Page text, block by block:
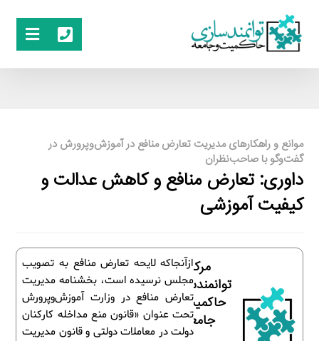
موانع و راهکارهای مدیریت تعارض منافع در آموزش‌وپرورش در
گفت‌وگو با صاحب‌نظران
داوری: تعارض منافع و کاهش عدالت و
کیفیت آموزشی
ازآنجاکه لایحه تعارض منافع به تصویب
مجلس نرسیده است، بخشنامه مدیریت
تعارض منافع در وزارت آموزش‌وپرورش
تحت عنوان «قانون منع مداخله کارکنان
دولت در معاملات دولتی و قانون مدیریت
مرکز
توانمندسازی
حاکمیت و
جامعه